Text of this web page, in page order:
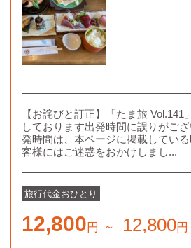
【お詫びと訂正】「たま旅
しております出発時間に誤りがご
発時間は、本ページに掲載してい
客様にはご迷惑をおかけしまし...
旅行代金おひとり
12,800円 ~ 12,800円